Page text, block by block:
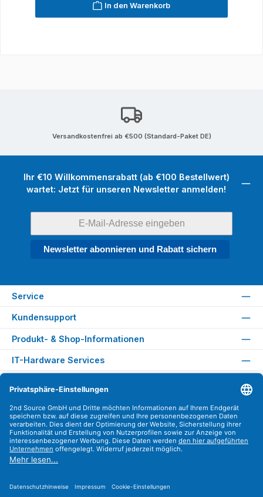
In den Warenkorb
Versandkostenfrei ab €500 (Standard-Paket DE)
Ihr €10 Willkommensrabatt (ab €100 Bestellwert)
wartet: Jetzt für unseren Newsletter anmelden!
Newsletter abonnieren und Rabatt sichern
Service
Kundensupport
Produkt- & Shop-Informationen
IT-Hardware Services
Versandarten
Zahlungsarten
Sicher Einkaufen
Find us on